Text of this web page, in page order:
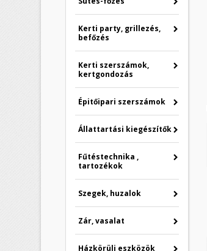
Kerti party, grillezés,
befőzés
Kerti szerszámok,
kertgondozás
Épitőipari szerszámok
Állattartási kiegészítők
Fűtéstechnika ,
tartozékok
Szegek, huzalok
Zár, vasalat
Házkörüli eszközök